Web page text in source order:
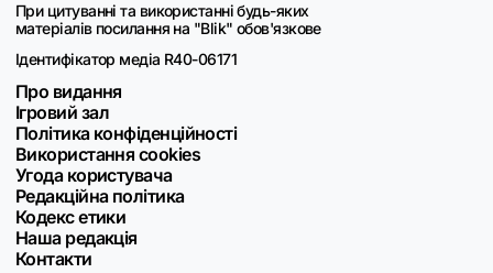
При цитуванні та використанні будь-яких
матеріалів посилання на "Blik" обов'язкове
Ідентифікатор медіа R40-06171
Про видання
Ігровий зал
Політика конфіденційності
Використання cookies
Угода користувача
Редакційна політика
Кодекс етики
Наша редакція
Контакти